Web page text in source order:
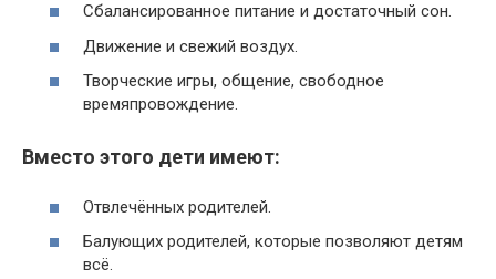
Сбалансированное питание и достаточный сон.
Движение и свежий воздух.
Творческие игры, общение, свободное
времяпровождение.
Вместо этого дети имеют:
Отвлечённых родителей.
Балующих родителей, которые позволяют детям
всё.